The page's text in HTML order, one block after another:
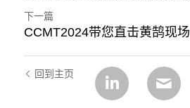
下一篇
CCMT2024带您直击黄鹄现场
回到主页